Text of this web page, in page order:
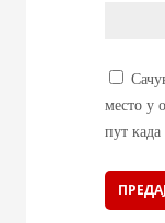
место у
пут